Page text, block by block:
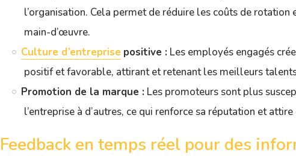
l’organisation. Cela permet de réduire les coûts de rotation
main-d’œuvre.
Culture d’entreprise positive : Les employés engagés
positif et favorable, attirant et retenant les meilleurs
Promotion de la marque : Les promoteurs sont plus
l’entreprise à d’autres, ce qui renforce sa réputation et
Feedback en temps réel pour des